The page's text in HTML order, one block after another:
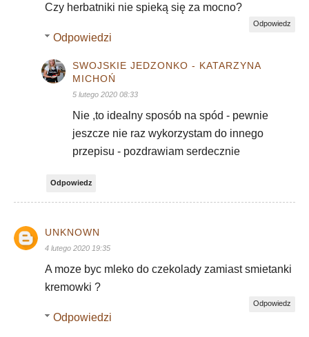
Czy herbatniki nie spieką się za mocno?
Odpowiedz
Odpowiedzi
SWOJSKIE JEDZONKO - KATARZYNA
MICHOŃ
5 lutego 2020 08:33
Nie ,to idealny sposób na spód - pewnie
jeszcze nie raz wykorzystam do innego
przepisu - pozdrawiam serdecznie
Odpowiedz
UNKNOWN
4 lutego 2020 19:35
A moze byc mleko do czekolady zamiast smietanki
kremowki ?
Odpowiedz
Odpowiedzi